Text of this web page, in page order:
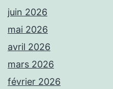
juin 2026
mai 2026
avril 2026
mars 2026
février 2026